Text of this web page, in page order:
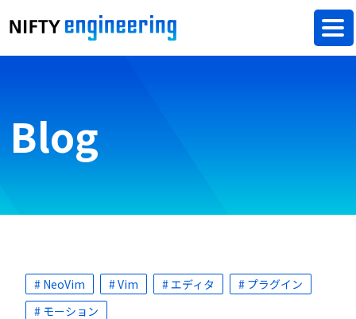
Blog
# NeoVim # Vim # エディタ
# プラグイン
# モーション